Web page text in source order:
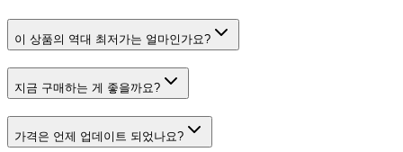
이 상품의 역대 최저가는 얼마인가요?
지금 구매하는 게 좋을까요?
가격은 언제 업데이트 되었나요?